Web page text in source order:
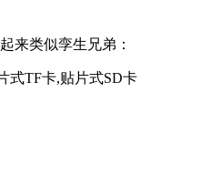
来类似孪生兄弟：